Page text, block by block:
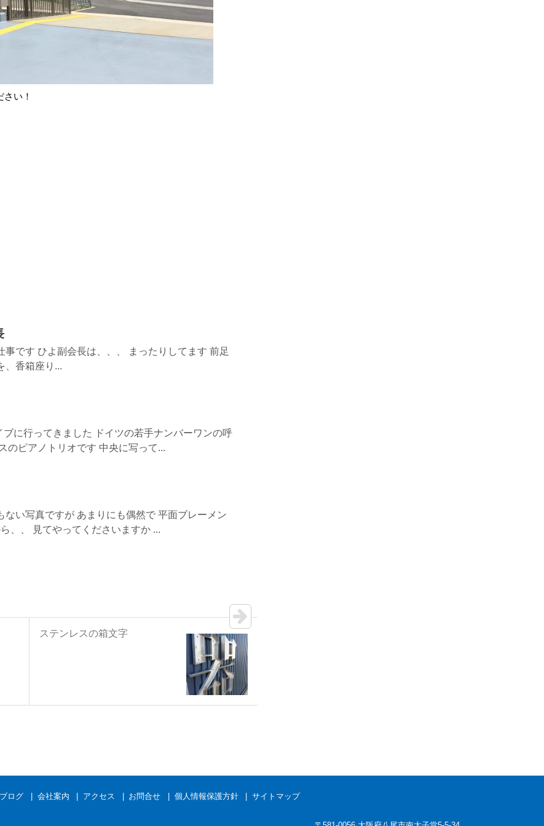
い！
事です ひよ副会長は、、、 まったりしてます 前足
、香箱座り...
に行ってきました ドイツの若手ナンバーワンの呼
のピアノトリオです 中央に写って...
ない写真ですが あまりにも偶然で 平面ブレーメン
、、 見てやってくださいますか ...
ステンレスの箱文字
ブログ 会社案内 アクセス お問合せ 個人情報保護方針 サイトマップ